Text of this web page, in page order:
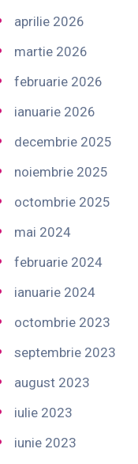
aprilie 2026
martie 2026
februarie 2026
ianuarie 2026
decembrie 2025
noiembrie 2025
octombrie 2025
mai 2024
februarie 2024
ianuarie 2024
octombrie 2023
septembrie 2023
august 2023
iulie 2023
iunie 2023